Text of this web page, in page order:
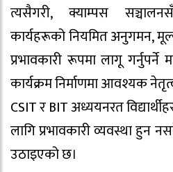
त्यसैगरी, क्याम्पस
कार्यहरूको नियमित अनुगमन,
प्रभावकारी रूपमा लागू
कार्यक्रम निर्माणमा आवश्यक
CSIT र BIT अध्ययनरत
लागि प्रभावकारी व्यवस्था हुन
उठाइएको छ।